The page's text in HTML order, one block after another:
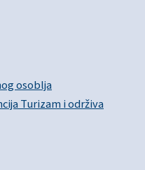
osoblja
Turizam i održiva